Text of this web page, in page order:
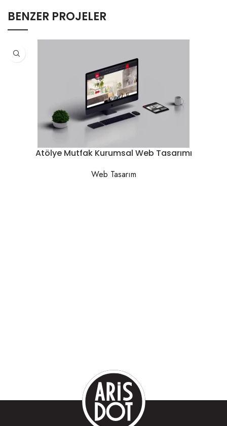
BENZER PROJELER
Atölye Mutfak Kurumsal Web Tasarımı
Web Tasarım